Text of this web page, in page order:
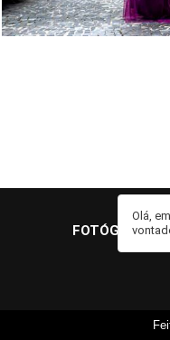
FOTÓGRAFO
Olá,